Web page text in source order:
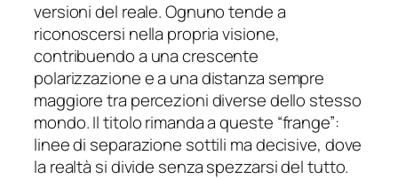
versioni del reale. Ognuno tende a
riconoscersi nella propria visione,
contribuendo a una crescente
polarizzazione e a una distanza sempre
maggiore tra percezioni diverse dello stesso
mondo. Il titolo rimanda a queste “frange”:
linee di separazione sottili ma decisive, dove
la realtà si divide senza spezzarsi del tutto.